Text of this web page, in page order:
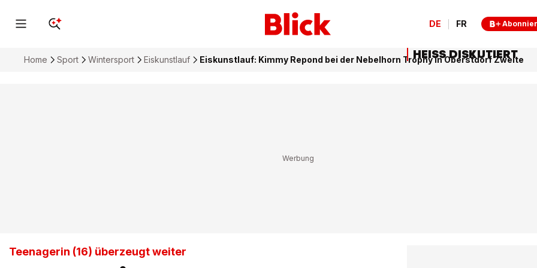
DE FR
Home Sport Wintersport Eiskunstlauf Eiskunstlauf: Kimmy Repond bei der Nebelhorn Trophy in Oberstdorf Zweite
Teenagerin (16) überzeugt weiter
HEISS DISKUTIERT